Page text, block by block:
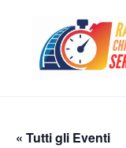
« Tutti gli Eventi